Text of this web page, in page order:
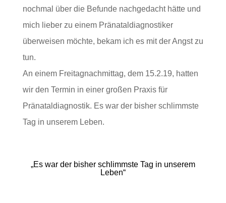
nochmal über die Befunde nachgedacht hätte und
mich lieber zu einem Pränataldiagnostiker
überweisen möchte, bekam ich es mit der Angst zu
tun.
An einem Freitagnachmittag, dem 15.2.19, hatten
wir den Termin in einer großen Praxis für
Pränataldiagnostik. Es war der bisher schlimmste
Tag in unserem Leben.
„Es war der bisher schlimmste Tag in unserem
Leben“